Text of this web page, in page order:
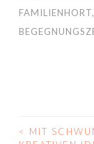
FAMILIENHORT,
<
MIT